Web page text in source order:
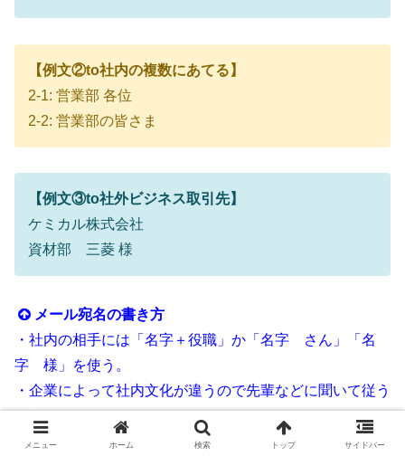
【例文②to社内の複数にあてる】
2-1: 営業部 各位
2-2: 営業部の皆さま
【例文③to社外ビジネス取引先】
ケミカル株式会社
資材部 三菱 様
メール宛名の書き方
・社内の相手には「名字＋役職」か「名字 さん」「名
字 様」を使う。
・企業によって社内文化が違うので先輩などに聞いて従う
こと。
・複数にあてるときには「各位」「皆さま」を使う。
メニュー ホーム 検索 トップ サイドバー